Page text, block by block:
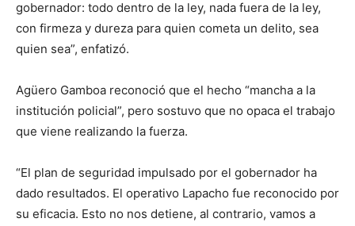
gobernador: todo dentro de la ley, nada fuera de la ley,
con firmeza y dureza para quien cometa un delito, sea
quien sea”, enfatizó.
Agüero Gamboa reconoció que el hecho “mancha a la
institución policial”, pero sostuvo que no opaca el trabajo
que viene realizando la fuerza.
“El plan de seguridad impulsado por el gobernador ha
dado resultados. El operativo Lapacho fue reconocido por
su eficacia. Esto no nos detiene, al contrario, vamos a